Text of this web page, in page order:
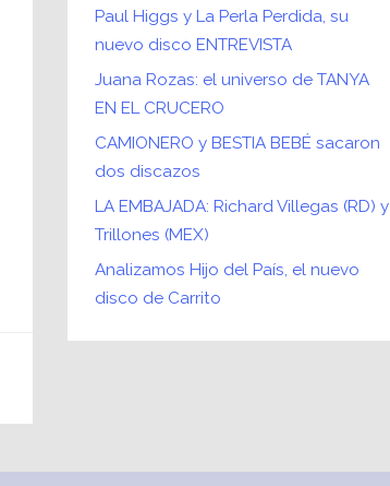
Paul Higgs y La Perla Perdida, su
nuevo disco ENTREVISTA
Juana Rozas: el universo de TANYA
EN EL CRUCERO
CAMIONERO y BESTIA BEBÉ sacaron
dos discazos
LA EMBAJADA: Richard Villegas (RD) y
Trillones (MEX)
Analizamos Hijo del País, el nuevo
disco de Carrito